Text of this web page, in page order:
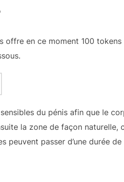
offre en ce moment 100 tokens
du pénis afin que le
la zone de façon naturelle,
peuvent passer d’une durée de